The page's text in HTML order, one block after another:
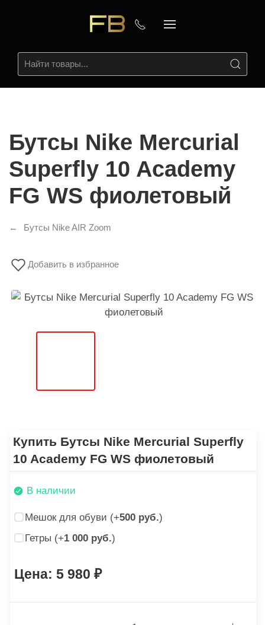
Бутсы Nike Mercurial
Superfly 10 Academy
FG WS фиолетовый
Бутсы Nike AIR Zoom
Добавить в избранное
Купить Бутсы Nike Mercurial Superfly
10 Academy FG WS фиолетовый
В наличии
Мешок для обуви (+500 руб.)
Гетры (+1 000 руб.)
5 980